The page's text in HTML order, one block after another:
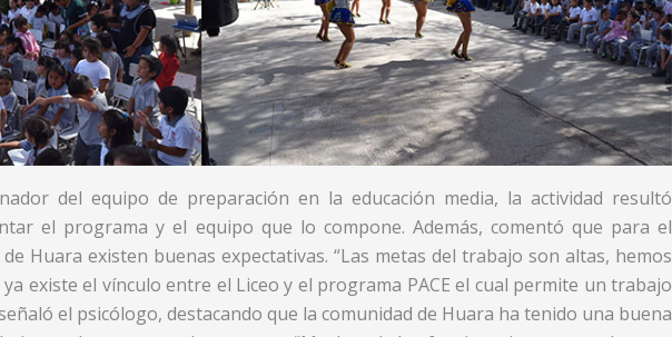
del equipo de preparación en la educación media, la actividad resultó
el programa y el equipo que lo compone. Además, comentó que para el
Huara existen buenas expectativas. “Las metas del trabajo son altas, hemos
existe el vínculo entre el Liceo y el programa PACE el cual permite un trabajo
el psicólogo, destacando que la comunidad de Huara ha tenido una buena